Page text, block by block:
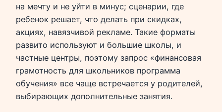
на мечту и не уйти в минус; сценарии, где
ребенок решает, что делать при скидках,
акциях, навязчивой рекламе. Такие форматы
развито используют и большие школы, и
частные центры, поэтому запрос «финансовая
грамотность для школьников программа
обучения» все чаще встречается у родителей,
выбирающих дополнительные занятия.